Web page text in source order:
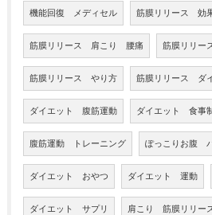
機能回復 メディセル 筋膜リリース 効
筋膜リリース 肩こり 腰痛 筋膜リリー
筋膜リリース やり方 筋膜リリース ダ
ダイエット 腹筋運動 ダイエット 食事
腹筋運動 トレーニング ぽっこりお腹
ダイエット おやつ ダイエット 運動
ダイエット サプリ 肩こり 筋膜リリー